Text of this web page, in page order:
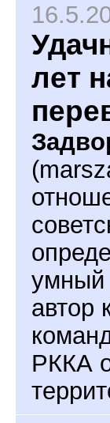
лет
умный
автор
РККА